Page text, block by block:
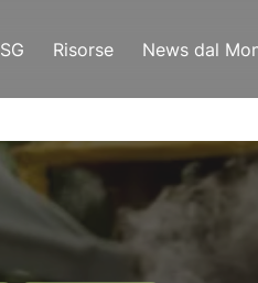
Risorse News dal